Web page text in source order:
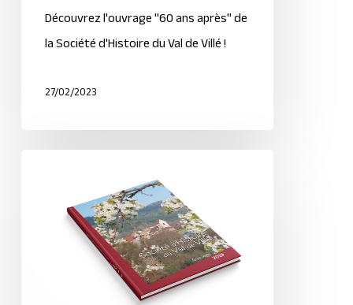
Découvrez l'ouvrage "60 ans après" de
la Société d'Histoire du Val de Villé !
27/02/2023